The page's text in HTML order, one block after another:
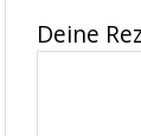
Deine